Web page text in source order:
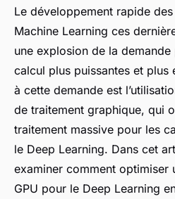
Comment
configuration
le deep learning
TensorFlow ?
Gabrielle•17 septembre 2024•6
Le développement rapide
Machine Learning ces
une explosion de la
calcul plus puissantes et plus
à cette demande est
de traitement graphique, qui
traitement massive pour les
le Deep Learning. Dans cet
examiner comment
GPU pour le Deep Learning